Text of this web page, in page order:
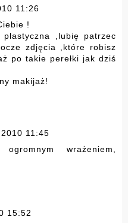
11:26
!
,lubię patrzec
zdjęcia ,które robisz
po takie perełki jak dziś
makijaż!
11:45
wrażeniem,
15:52